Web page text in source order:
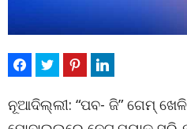
ନୂଆଦିଲ୍ଲୀ: “ପବ- ଜି” ଗେମ୍